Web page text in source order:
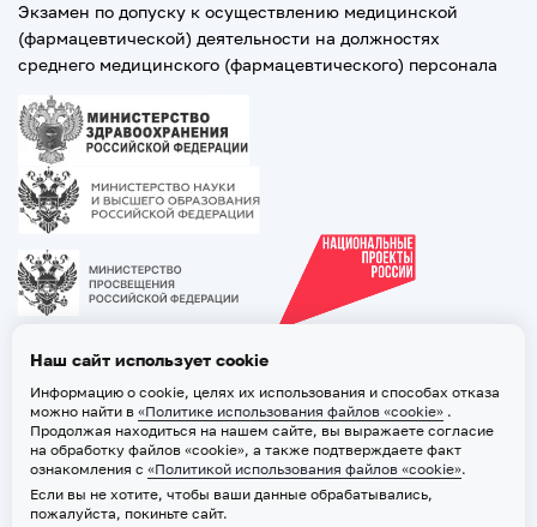
Экзамен по допуску к осуществлению медицинской
(фармацевтической) деятельности на должностях
среднего медицинского (фармацевтического) персонала
2026 © ТВГМУ. Все права защищены
Наш сайт использует cookie
Информацию о cookie, целях их использования и способах отказа
можно найти в «Политике использования файлов «cookie» .
Продолжая находиться на нашем сайте, вы выражаете согласие
на обработку файлов «cookie», а также подтверждаете факт
ознакомления с «Политикой использования файлов «cookie».
Если вы не хотите, чтобы ваши данные обрабатывались,
пожалуйста, покиньте сайт.